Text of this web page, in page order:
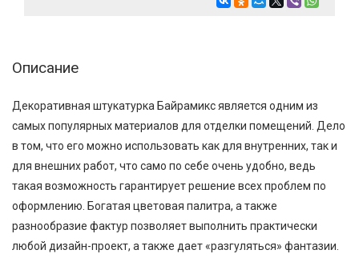
Описание
Декоративная штукатурка Байрамикс является одним из
самых популярных материалов для отделки помещений. Дело
в том, что его можно использовать как для внутренних, так и
для внешних работ, что само по себе очень удобно, ведь
такая возможность гарантирует решение всех проблем по
оформлению. Богатая цветовая палитра, а также
разнообразие фактур позволяет выполнить практически
любой дизайн-проект, а также дает «разгуляться» фантазии.